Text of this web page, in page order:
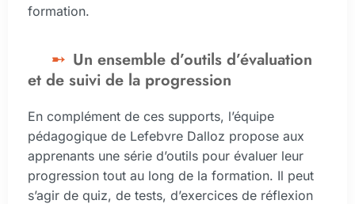
formation.
Un ensemble d’outils d’évaluation
et de suivi de la progression
En complément de ces supports, l’équipe
pédagogique de Lefebvre Dalloz propose aux
apprenants une série d’outils pour évaluer leur
progression tout au long de la formation. Il peut
s’agir de quiz, de tests, d’exercices de réflexion